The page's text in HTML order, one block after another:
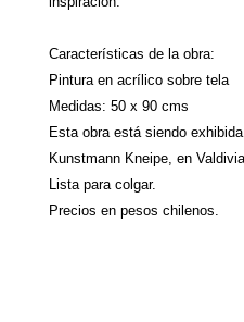
Características de la obra:
Pintura en acrílico sobre tela
Medidas: 50 x 90 cms
Esta obra está siendo
Kunstmann Kneipe, en
Lista para colgar.
Precios en pesos chilenos.